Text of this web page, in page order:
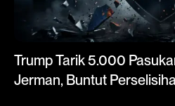
Trump Tarik 5.000
Jerman, Buntut